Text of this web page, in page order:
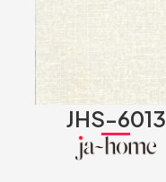
JHS-6013